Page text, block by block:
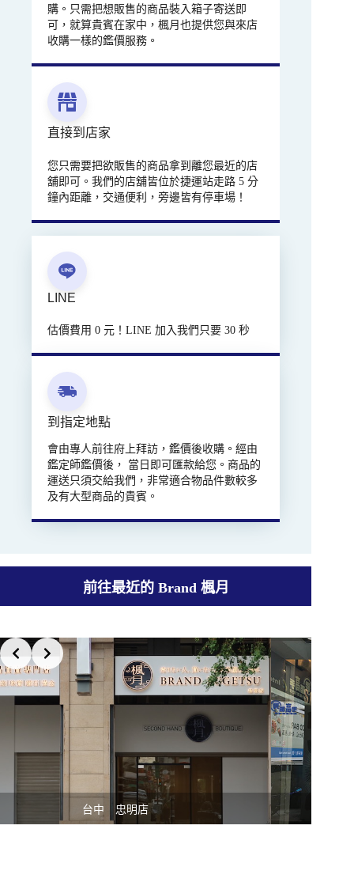
購。只需把想販售的商品裝入箱子寄送即
可，就算貴賓在家中，楓月也提供您與來店
收購一樣的鑑價服務。
直接到店家
您只需要把欲販售的商品拿到離您最近的店
舖即可。我們的店舖皆位於捷運站走路 5 分
鐘內距離，交通便利，旁邊皆有停車場！
LINE
估價費用 0 元！LINE 加入我們只要 30 秒
到指定地點
會由專人前往府上拜訪，鑑價後收購。經由
鑑定師鑑價後， 當日即可匯款給您。商品的
運送只須交給我們，非常適合物品件數較多
及有大型商品的貴賓。
前往最近的 Brand 楓月
忠孝復興店
Slide 5 of 7